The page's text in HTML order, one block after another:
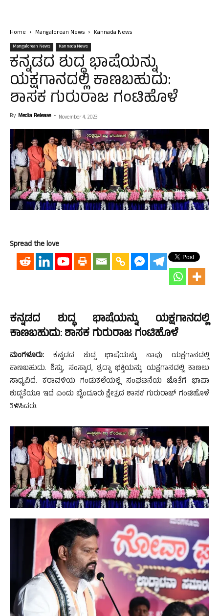
Home Mangalorean News Kannada News
Mangalorean News Kannada News
ಕನ್ನಡದ ಶುದ್ಧ ಭಾಷೆಯನ್ನು
ಯಕ್ಷಗಾನದಲ್ಲಿ ಕಾಣಬಹುದು:
ಶಾಸಕ ಗುರುರಾಜ ಗಂಟಿಹೊಳೆ
By Media Release - November 4, 2023
Spread the love
ಕನ್ನಡದ ಶುದ್ಧ ಭಾಷೆಯನ್ನು ಯಕ್ಷಗಾನದಲ್ಲಿ
ಕಾಣಬಹುದು: ಶಾಸಕ ಗುರುರಾಜ ಗಂಟಿಹೊಳೆ
ಮಂಗಳೂರು: ಕನ್ನಡದ ಶುದ್ದ ಭಾಷೆಯನ್ನು ನಾವು ಯಕ್ಷಗಾನದಲ್ಲಿ
ಕಾಣಬಹುದು. ಶಿಸ್ತು, ಸಂಸ್ಕಾರ, ಶ್ರದ್ದಾ ಭಕ್ತಿಯನ್ನು ಯಕ್ಷಗಾನದಲ್ಲಿ ಕಾಣಲು
ಸಾಧ್ಯವಿದೆ. ಕರಾವಳಿಯ ಗಂಡುಕಲೆಯಲ್ಲಿ ಸಂಘಟನೆಯ ಜೊತೆಗೆ ಭಾಷಾ
ಶುದ್ದತೆಯೂ ಇದೆ ಎಂದು ಬೈಂದೂರು ಕ್ಷೇತ್ರದ ಶಾಸಕ ಗುರುರಾಜ್ ಗಂಟಿಹೊಳೆ
ತಿಳಿಸಿದರು.